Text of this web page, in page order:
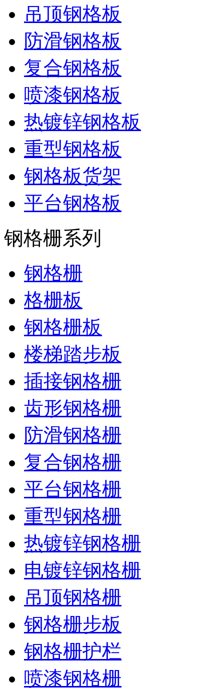
吊顶钢格板
防滑钢格板
复合钢格板
喷漆钢格板
热镀锌钢格板
重型钢格板
钢格板货架
平台钢格板
钢格栅系列
钢格栅
格栅板
钢格栅板
楼梯踏步板
插接钢格栅
齿形钢格栅
防滑钢格栅
复合钢格栅
平台钢格栅
重型钢格栅
热镀锌钢格栅
电镀锌钢格栅
吊顶钢格栅
钢格栅步板
钢格栅护栏
喷漆钢格栅